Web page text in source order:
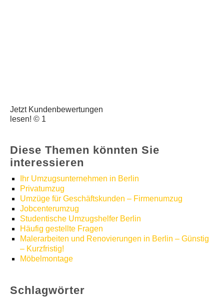
Jetzt Kundenbewertungen
lesen! © 1
Diese Themen könnten Sie
interessieren
Ihr Umzugsunternehmen in Berlin
Privatumzug
Umzüge für Geschäftskunden – Firmenumzug
Jobcenterumzug
Studentische Umzugshelfer Berlin
Häufig gestellte Fragen
Malerarbeiten und Renovierungen in Berlin – Günstig
– Kurzfristig!
Möbelmontage
Schlagwörter